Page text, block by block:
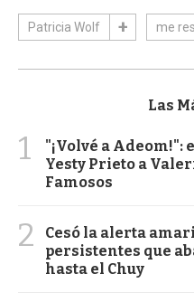
Patricia Wolf me
Las
1
"¡Volvé a
Yesty Prieto a
Famosos
2
Cesó la alerta
persistentes que
hasta el Chuy